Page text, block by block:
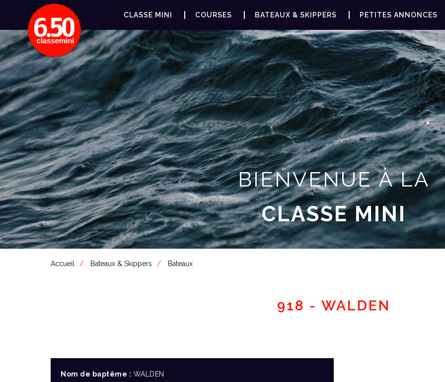
CLASSE MINI COURSES BATEAUX & SKIPPERS PETITES ANNONCES
BIENVENUE À LA
CLASSE MINI
Accueil Bateaux & Skippers Bateaux
918 - WALDEN
Nom de baptême : WALDEN